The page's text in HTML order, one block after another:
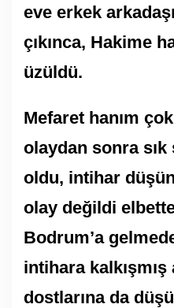
eve erkek
çıkınca, Hakime
üzüldü.
Mefaret hanım
olaydan sonra sık
oldu, intihar
olay değildi
Bodrum’a
intihara kalkışmış
dostlarına da